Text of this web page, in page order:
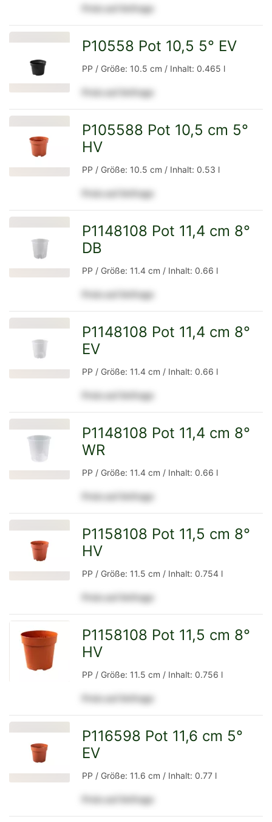
Preis auf Anfrage
Detailseite
P10558 Pot 10,5 5° EV
PP / Größe: 10.5 cm / Inhalt: 0.465 l
Preis auf Anfrage
P105588 Pot 10,5 cm 5°
HV
PP / Größe: 10.5 cm / Inhalt: 0.53 l
Preis auf Anfrage
P1148108 Pot 11,4 cm 8°
DB
PP / Größe: 11.4 cm / Inhalt: 0.66 l
Preis auf Anfrage
P1148108 Pot 11,4 cm 8°
EV
PP / Größe: 11.4 cm / Inhalt: 0.66 l
Preis auf Anfrage
P1148108 Pot 11,4 cm 8°
WR
PP / Größe: 11.4 cm / Inhalt: 0.66 l
Preis auf Anfrage
P1158108 Pot 11,5 cm 8°
HV
PP / Größe: 11.5 cm / Inhalt: 0.754 l
Preis auf Anfrage
P1158108 Pot 11,5 cm 8°
HV
PP / Größe: 11.5 cm / Inhalt: 0.756 l
Preis auf Anfrage
P116598 Pot 11,6 cm 5°
EV
PP / Größe: 11.6 cm / Inhalt: 0.77 l
Preis auf Anfrage